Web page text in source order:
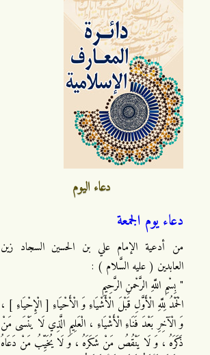
دعاء اليوم
دعاء يوم الجمعة
من أدعية الإمام علي بن الحسين السجاد زين
العابدين ( عليه السَّلام ) :
" بِسْمِ اللَّهِ الرَّحْمنِ الرَّحِيمِ
الْحَمْدُ لِلَّهِ الْأَوَّلِ قَبْلَ الْأَشْيَاءِ وَ الْأَحْيَاءِ [ الْإِحْيَاءِ ] ،
وَ الْآخِرِ بَعْدَ فَنَاءِ الْأَشْيَاءِ ، الْعَلِيمِ الَّذِي لَا يَنْسَى مَنْ
ذَكَرَهُ ، وَ لَا يَنْقُصُ مَنْ شَكَرَهُ ، وَ لَا يُخَيِّبُ مَنْ دَعَاهُ